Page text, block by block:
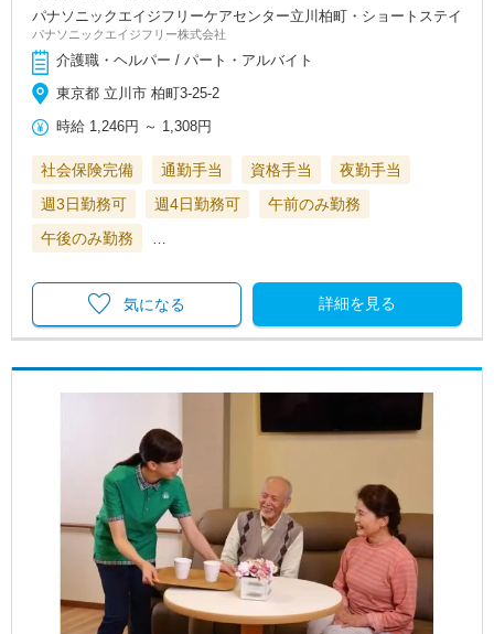
パナソニックエイジフリーケアセンター立川柏町・ショートステイ
パナソニックエイジフリー株式会社
介護職・ヘルパー / パート・アルバイト
東京都 立川市 柏町3-25-2
時給 1,246円 ～ 1,308円
社会保険完備 通勤手当 資格手当
夜勤手当
週3日勤務可
週4日勤務可
午前のみ勤務
午後のみ勤務
詳細を見る
気になる